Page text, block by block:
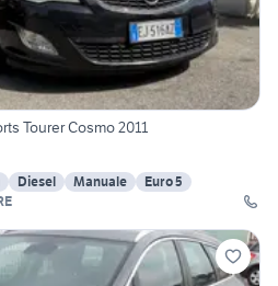
Tourer Cosmo 2011
Diesel Manuale
Euro 5